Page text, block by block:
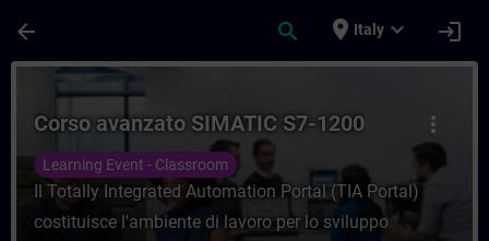
arrow_back search place Italy expand_more login
Corso - Corso avanzato SIMATIC S7-
more_vert
Corso avanzato SIMATIC S7-1200
Learning Event - Classroom
Il Totally Integrated Automation Portal (TIA Portal)
costituisce l'ambiente di lavoro per lo sviluppo